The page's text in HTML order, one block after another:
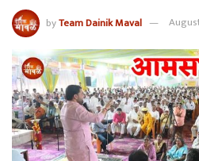
byTeam Dainik Maval